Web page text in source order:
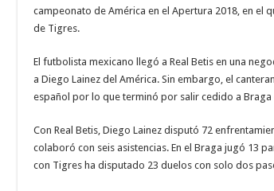
campeonato de América en el Apertura 2018, en el
de Tigres.
El futbolista mexicano llegó a Real Betis en una
a Diego Lainez del América. Sin embargo, el
español por lo que terminó por salir cedido a
Con Real Betis, Diego Lainez disputó 72
colaboró con seis asistencias. En el Braga jugó 13
con Tigres ha disputado 23 duelos con solo dos